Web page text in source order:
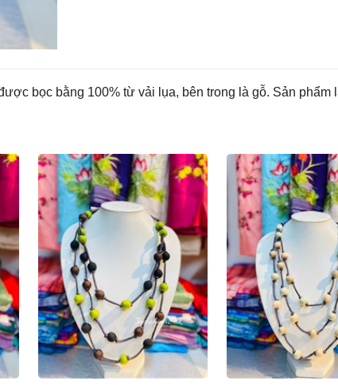
bọc bằng 100% từ vải lụa, bên trong là gỗ. Sản phẩm